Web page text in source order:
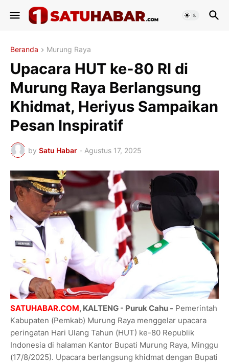
Beranda Murung Raya
Upacara HUT ke-80 RI di
Murung Raya Berlangsung
Khidmat, Heriyus Sampaikan
Pesan Inspiratif
by Satu Habar - Agustus 17, 2025
SATUHABAR.COM, KALTENG - Puruk Cahu - Pemerintah
Kabupaten (Pemkab) Murung Raya menggelar upacara
peringatan Hari Ulang Tahun (HUT) ke-80 Republik
Indonesia di halaman Kantor Bupati Murung Raya, Minggu
(17/8/2025). Upacara berlangsung khidmat dengan Bupati